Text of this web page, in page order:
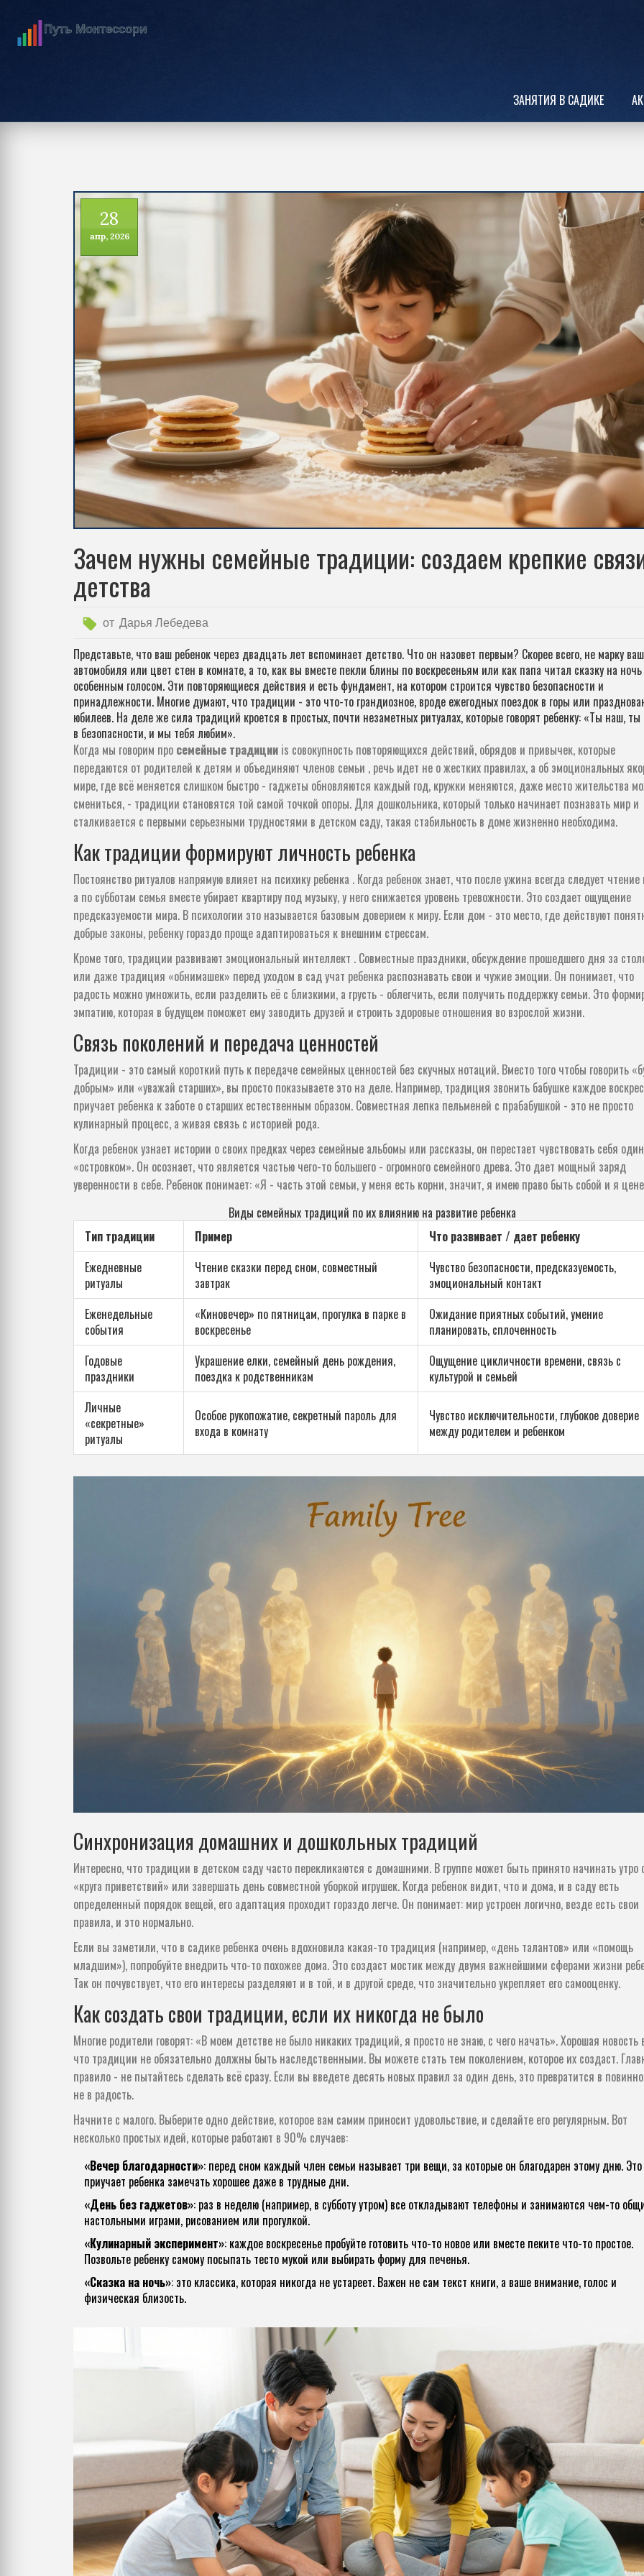
ЗАНЯТИЯ В САДИКЕ
28
апр, 2026
Зачем нужны семейные традиции: создаем крепкие
детства
от Дарья Лебедева
Представьте, что ваш ребенок через двадцать лет вспоминает детство. Что он назовет первым? Скорее всего, не марку
автомобиля или цвет стен в комнате, а то, как вы вместе пекли блины по воскресеньям или как папа читал сказку на ночь
особенным голосом. Эти повторяющиеся действия и есть фундамент, на котором строится чувство безопасности и
принадлежности. Многие думают, что традиции - это что-то грандиозное, вроде ежегодных поездок в горы или
юбилеев. На деле же сила традиций кроется в простых, почти незаметных ритуалах, которые говорят ребенку: «Ты наш, ты
в безопасности, и мы тебя любим».
Когда мы говорим про семейные традиции is совокупность повторяющихся действий, обрядов и привычек, которые
передаются от родителей к детям и объединяют членов семьи , речь идет не о жестких правилах, а об эмоциональных
мире, где всё меняется слишком быстро - гаджеты обновляются каждый год, кружки меняются, даже место жительства
смениться, - традиции становятся той самой точкой опоры. Для дошкольника, который только начинает познавать мир и
сталкивается с первыми серьезными трудностями в детском саду, такая стабильность в доме жизненно необходима.
Как традиции формируют личность ребенка
Постоянство ритуалов напрямую влияет на психику ребенка . Когда ребенок знает, что после ужина всегда следует чтение
а по субботам семья вместе убирает квартиру под музыку, у него снижается уровень тревожности. Это создает ощущение
предсказуемости мира. В психологии это называется базовым доверием к миру. Если дом - это место, где действуют
добрые законы, ребенку гораздо проще адаптироваться к внешним стрессам.
Кроме того, традиции развивают эмоциональный интеллект . Совместные праздники, обсуждение прошедшего дня за
или даже традиция «обнимашек» перед уходом в сад учат ребенка распознавать свои и чужие эмоции. Он понимает, что
радость можно умножить, если разделить её с близкими, а грусть - облегчить, если получить поддержку семьи. Это
эмпатию, которая в будущем поможет ему заводить друзей и строить здоровые отношения во взрослой жизни.
Связь поколений и передача ценностей
Традиции - это самый короткий путь к передаче семейных ценностей без скучных нотаций. Вместо того чтобы говорить
добрым» или «уважай старших», вы просто показываете это на деле. Например, традиция звонить бабушке каждое
приучает ребенка к заботе о старших естественным образом. Совместная лепка пельменей с прабабушкой - это не просто
кулинарный процесс, а живая связь с историей рода.
Когда ребенок узнает истории о своих предках через семейные альбомы или рассказы, он перестает чувствовать себя
«островком». Он осознает, что является частью чего-то большего - огромного семейного древа. Это дает мощный заряд
уверенности в себе. Ребенок понимает: «Я - часть этой семьи, у меня есть корни, значит, я имею право быть собой и я
Виды семейных традиций по их влиянию на развитие ребенка
Тип традиции
Пример
Что развивает / дает ребенку
Ежедневные
ритуалы
Чтение сказки перед сном, совместный
завтрак
Чувство безопасности, предсказуемость,
эмоциональный контакт
Еженедельные
события
«Киновечер» по пятницам, прогулка в парке в
воскресенье
Ожидание приятных событий, умение
планировать, сплоченность
Годовые
праздники
Украшение елки, семейный день рождения,
поездка к родственникам
Ощущение цикличности времени, связь с
культурой и семьей
Личные
«секретные»
ритуалы
Особое рукопожатие, секретный пароль для
входа в комнату
Чувство исключительности, глубокое доверие
между родителем и ребенком
Синхронизация домашних и дошкольных традиций
Интересно, что традиции в детском саду часто перекликаются с домашними. В группе может быть принято начинать утро
«круга приветствий» или завершать день совместной уборкой игрушек. Когда ребенок видит, что и дома, и в саду есть
определенный порядок вещей, его адаптация проходит гораздо легче. Он понимает: мир устроен логично, везде есть свои
правила, и это нормально.
Если вы заметили, что в садике ребенка очень вдохновила какая-то традиция (например, «день талантов» или «помощь
младшим»), попробуйте внедрить что-то похожее дома. Это создаст мостик между двумя важнейшими сферами жизни
Так он почувствует, что его интересы разделяют и в той, и в другой среде, что значительно укрепляет его самооценку.
Как создать свои традиции, если их никогда не было
Многие родители говорят: «В моем детстве не было никаких традиций, я просто не знаю, с чего начать». Хорошая новость
что традиции не обязательно должны быть наследственными. Вы можете стать тем поколением, которое их создаст.
правило - не пытайтесь сделать всё сразу. Если вы введете десять новых правил за один день, это превратится в
не в радость.
Начните с малого. Выберите одно действие, которое вам самим приносит удовольствие, и сделайте его регулярным. Вот
несколько простых идей, которые работают в 90% случаев:
«Вечер благодарности»: перед сном каждый член семьи называет три вещи, за которые он благодарен этому дню. Это
приучает ребенка замечать хорошее даже в трудные дни.
«День без гаджетов»: раз в неделю (например, в субботу утром) все откладывают телефоны и занимаются чем-то
настольными играми, рисованием или прогулкой.
«Кулинарный эксперимент»: каждое воскресенье пробуйте готовить что-то новое или вместе пеките что-то простое.
Позвольте ребенку самому посыпать тесто мукой или выбирать форму для печенья.
«Сказка на ночь»: это классика, которая никогда не устареет. Важен не сам текст книги, а ваше внимание, голос и
физическая близость.